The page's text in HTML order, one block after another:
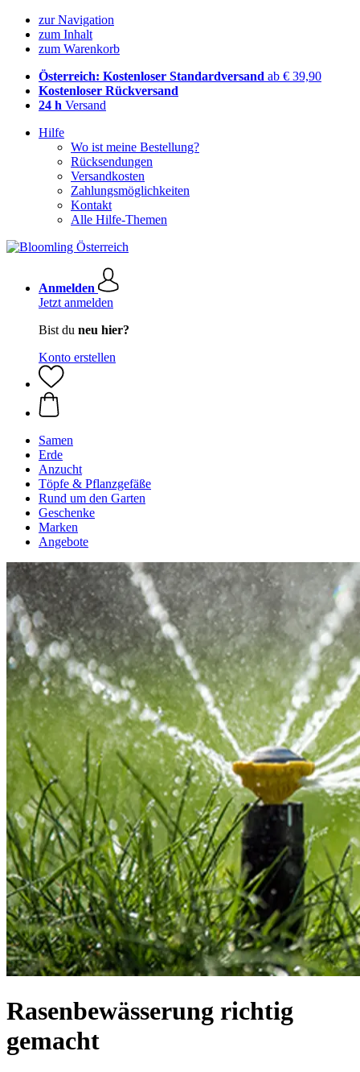
zur Navigation
zum Inhalt
zum Warenkorb
Österreich: Kostenloser Standardversand ab € 39,90
Kostenloser Rückversand
24 h Versand
Hilfe
Wo ist meine Bestellung?
Rücksendungen
Versandkosten
Zahlungsmöglichkeiten
Kontakt
Alle Hilfe-Themen
Anmelden
Jetzt anmelden
Bist du neu hier?
Konto erstellen
Samen
Erde
Anzucht
Töpfe & Pflanzgefäße
Rund um den Garten
Geschenke
Marken
Angebote
Rasenbewässerung richtig
gemacht